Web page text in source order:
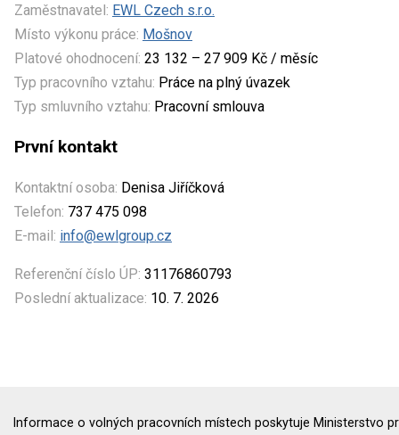
Zaměstnavatel: EWL Czech s.r.o.
Místo výkonu práce: Mošnov
Platové ohodnocení: 23 132 – 27 909 Kč / měsíc
Typ pracovního vztahu: Práce na plný úvazek
Typ smluvního vztahu: Pracovní smlouva
První kontakt
Kontaktní osoba: Denisa Jiříčková
Telefon: 737 475 098
E-mail: info@ewlgroup.cz
Referenční číslo ÚP: 31176860793
Poslední aktualizace: 10. 7. 2026
Informace o volných pracovních místech poskytuje Ministerstvo